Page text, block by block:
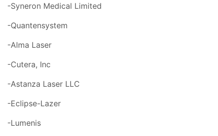
-Syneron Medical Limited
-Quantensystem
-Alma Laser
-Cutera, Inc
-Astanza Laser LLC
-Eclipse-Lazer
-Lumenis